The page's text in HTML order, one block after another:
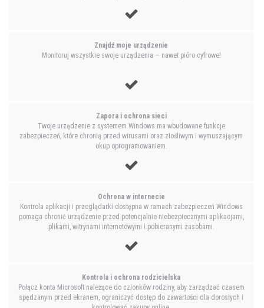
Znajdź moje urządzenie
Monitoruj wszystkie swoje urządzenia — nawet pióro cyfrowe!
Zapora i ochrona sieci
Twoje urządzenie z systemem Windows ma wbudowane funkcje
zabezpieczeń, które chronią przed wirusami oraz złośliwym i wymuszającym
okup oprogramowaniem.
Ochrona w internecie
Kontrola aplikacji i przeglądarki dostępna w ramach zabezpieczeń Windows
pomaga chronić urządzenie przed potencjalnie niebezpiecznymi aplikacjami,
plikami, witrynami internetowymi i pobieranymi zasobami.
Kontrola i ochrona rodzicielska
Połącz konta Microsoft należące do członków rodziny, aby zarządzać czasem
spędzanym przed ekranem, ograniczyć dostęp do zawartości dla dorosłych i